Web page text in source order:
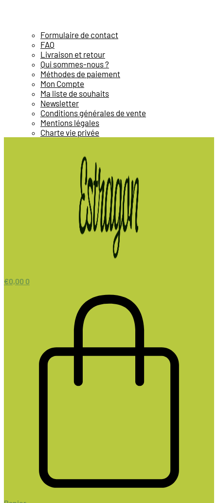
Formulaire de contact
FAQ
Livraison et retour
Qui sommes-nous ?
Méthodes de paiement
Mon Compte
Ma liste de souhaits
Newsletter
Conditions générales de vente
Mentions légales
Charte vie privée
€0,00 0